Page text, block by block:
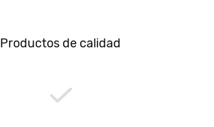
Productos de calidad